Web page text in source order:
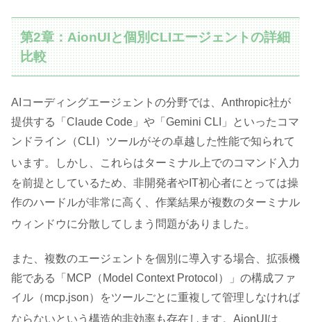
第2章：AionUIと個別CLIエージェントの詳細
比較
AIコーディングエージェントの分野では、Anthropic社が
提供する「Claude Code」や「Gemini CLI」といったコマ
ンドライン（CLI）ツールがその卓越した性能で知られて
います。しかし、これらはターミナル上でのコマンド入力
を前提としているため、非開発者やIT初心者にとっては操
作のハードルが非常に高く、作業結果が複数のターミナル
ウィンドウに分散してしまう問題がありました 。
また、複数のエージェントを個別に導入する場合、拡張機
能である「MCP（Model Context Protocol）」の構成ファ
イル（mcp.json）をツールごとに重複して管理しなければ
ならないという構造的非効率も存在します。AionUIは、